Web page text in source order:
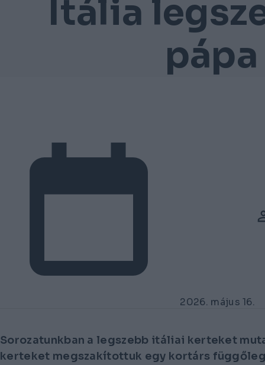
Itália
2026. május 16.
Sorozatunkban a legszebb itáliai kerteket
kerteket megszakítottuk egy kortárs